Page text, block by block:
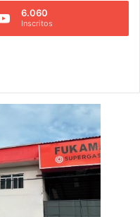
6.060
Inscritos